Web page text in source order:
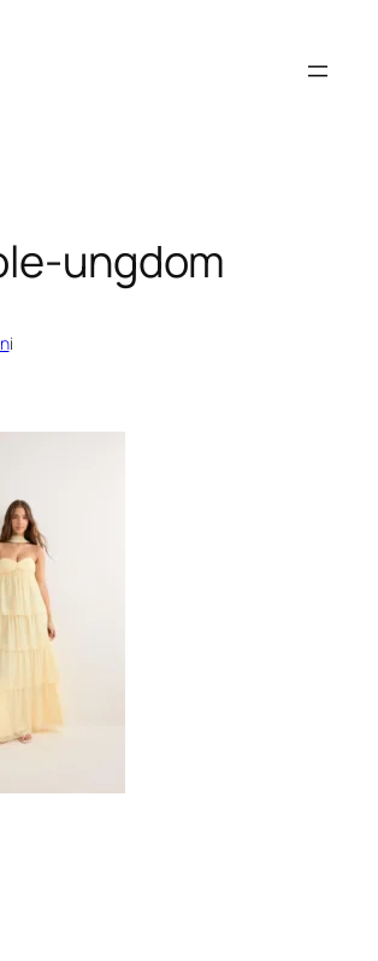
ungdom
i